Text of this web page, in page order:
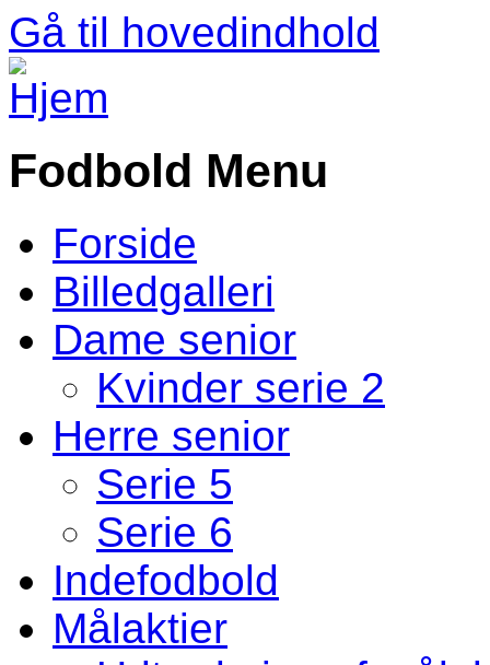
Gå til hovedindhold
Fodbold Menu
Forside
Billedgalleri
Dame senior
Kvinder serie 2
Herre senior
Serie 5
Serie 6
Indefodbold
Målaktier